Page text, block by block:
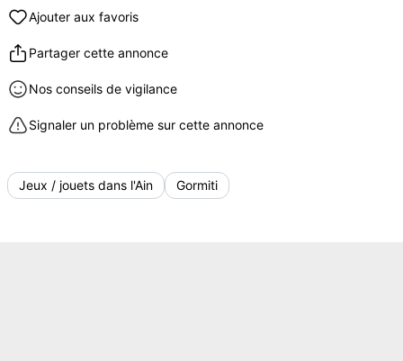
Ajouter aux favoris
Partager cette annonce
Nos conseils de vigilance
Signaler un problème sur cette annonce
Jeux / jouets dans l'Ain Gormiti